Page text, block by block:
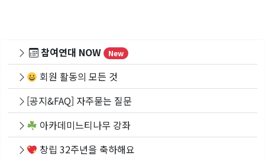
참여연대 NOW New
회원 활동의 모든 것
[공지&FAQ] 자주묻는 질문
아카데미느티나무 강좌
창립 32주년을 축하해요